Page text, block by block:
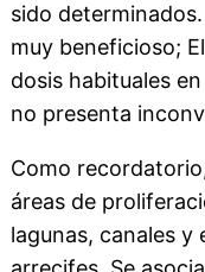
sido
muy beneficioso;
dosis habituales
no presenta
Como
áreas de
lagunas, canales y